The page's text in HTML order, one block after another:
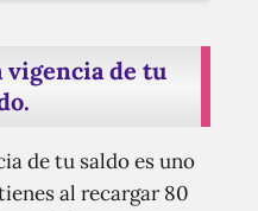
vigencia de tu
de tu saldo es uno
al recargar 80